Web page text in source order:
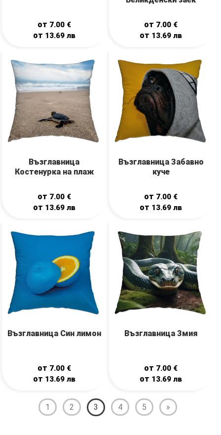
от 7.00 €
от 13.69 лв
от 7.00 €
от 13.69лв
Възглавница
Костенурка на плаж
от 7.00 €
от 13.69 лв
Възглавница Забавно
куче
от 7.00 €
от 13.69лв
Възглавница Син лимон
от 7.00 €
от 13.69 лв
Възглавница Змия
от 7.00 €
от 13.69лв
1 2 3 4 5 »